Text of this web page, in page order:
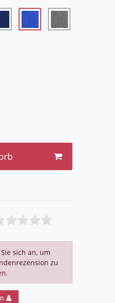
sich an, um
zu